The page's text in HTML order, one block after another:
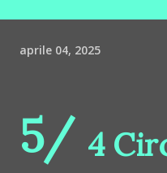
aprile 04, 2025
5/ 4